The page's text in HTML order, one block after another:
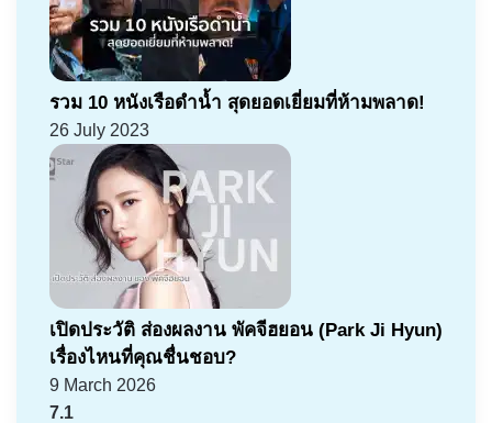
รวม 10 หนังเรือดำน้ำ สุดยอดเยี่ยมที่ห้ามพลาด!
26 July 2023
เปิดประวัติ ส่องผลงาน พัคจีฮยอน (Park Ji Hyun)
เรื่องไหนที่คุณชื่นชอบ?
9 March 2026
7.1